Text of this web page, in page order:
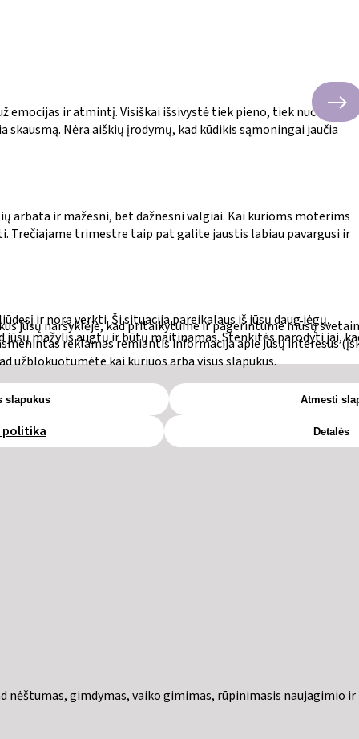
emocijas ir atmintį. Visiškai išsivystė tiek pieno, tiek nuolatiniai
Nėra aiškių įrodymų, kad kūdikis sąmoningai jaučia
arbata ir mažesni, bet dažnesni valgiai. Kai kurioms moterims
Trečiajame trimestre taip pat galite jaustis labiau pavargusi ir
ir norą verkti. Ši situacija pareikalaus iš jūsų daug jėgų,
jūsų mažylis augtų ir būtų maitinamas. Stenkitės parodyti jai,
gimdymas, vaiko gimimas, rūpinimasis naujagimio ir
jūsų naršyklėje, kad pritaikytume ir pagerintume mūsų
reklamas remiantis informacija apie jūsų interesus
užblokuotumėte kai kuriuos arba visus slapukus.
slapukus Atmesti
politika Detalės